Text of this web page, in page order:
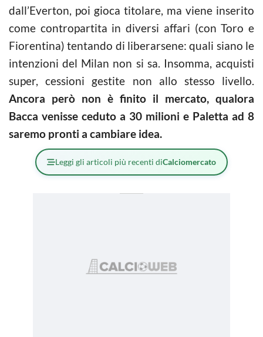
dall’Everton, poi gioca titolare, ma viene inserito
come contropartita in diversi affari (con Toro e
Fiorentina) tentando di liberarsene: quali siano le
intenzioni del Milan non si sa. Insomma, acquisti
super, cessioni gestite non allo stesso livello.
Ancora però non è finito il mercato, qualora
Bacca venisse ceduto a 30 milioni e Paletta ad 8
saremo pronti a cambiare idea.
Leggi gli articoli più recenti diCalciomercato